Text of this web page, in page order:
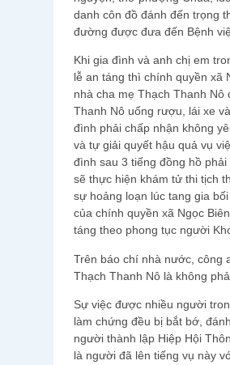
danh côn đồ đánh đến trọng
đường được đưa đến Bệnh
Khi gia đình và anh chị em
lễ an táng thì chính quyền xã
nhà cha mẹ Thạch Thanh
Thanh Nô uống rượu, lái xe
đình phải chấp nhận không
và tự giải quyết hậu quả vụ
đình sau 3 tiếng đồng hồ
sẽ thực hiện khám tử thi tịch
sự hoảng loạn lúc tang gia
của chính quyền xã Ngọc
táng theo phong tục người
Trên báo chí nhà nước, công
Thạch Thanh Nô là không
Sự việc được nhiều người
làm chứng đều bị bắt bớ,
người thành lập Hiệp Hội
là người đã lên tiếng vụ này